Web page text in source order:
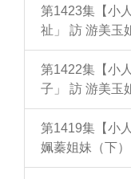
第1423集【小
祉」 訪 游美玉
第1422集【小
子」 訪 游美玉
第1419集【小
姵蓁姐妹（下）